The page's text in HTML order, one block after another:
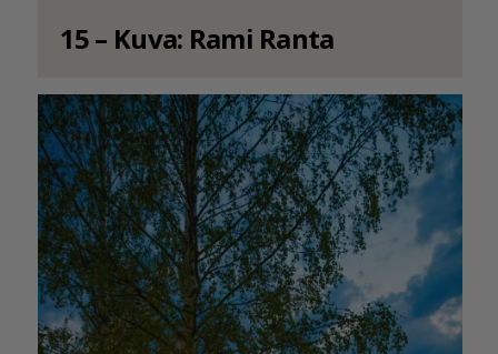
15 – Kuva: Rami Ranta